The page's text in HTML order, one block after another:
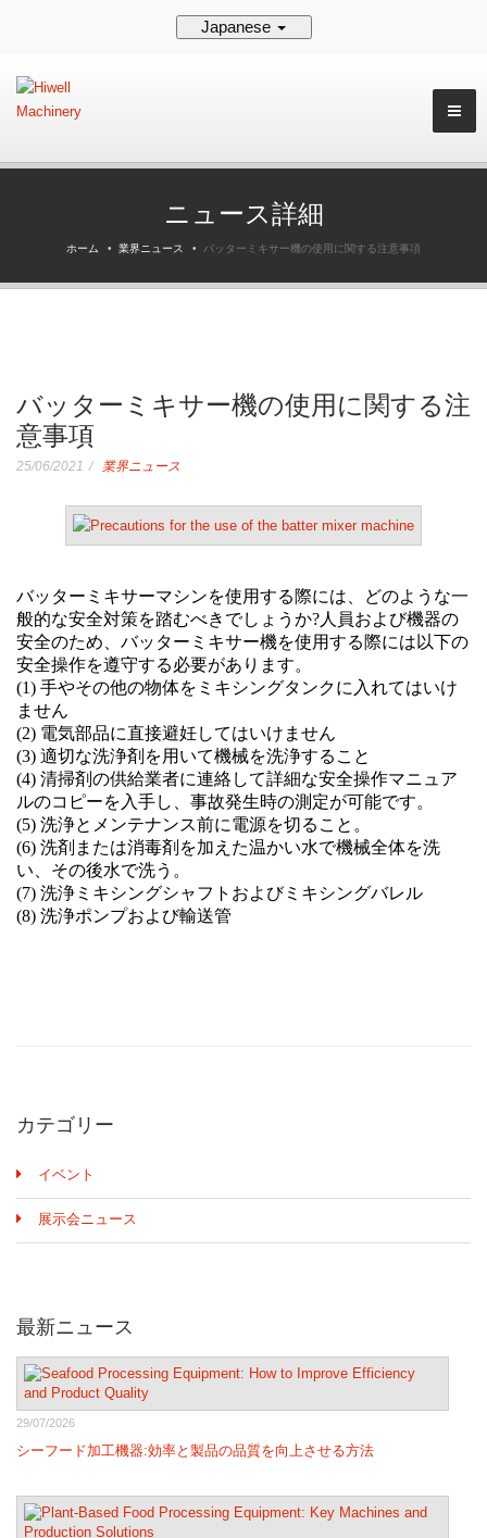
Japanese
ニュース詳細
ホーム 業界ニュース バッターミキサー機の使用に関する注意事項
バッターミキサー機の使用に関する注
意事項
25/06/2021 業界ニュース
カテゴリー
イベント
展示会ニュース
最新ニュース
29/07/2026
シーフード加工機器:効率と製品の品質を向上させる方法